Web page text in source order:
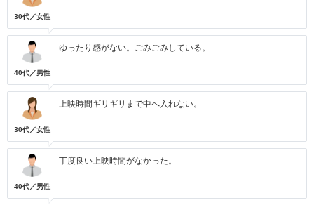
30代／女性
40代／男性
ゆったり感がない。ごみごみしている。
30代／女性
上映時間ギリギリまで中へ入れない。
40代／男性
丁度良い上映時間がなかった。